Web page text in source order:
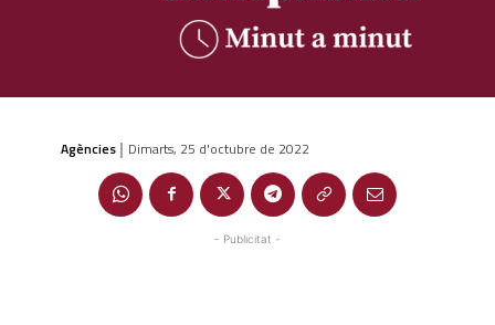
Agències | Dimarts, 25 d'octubre de 2022
- Publicitat -